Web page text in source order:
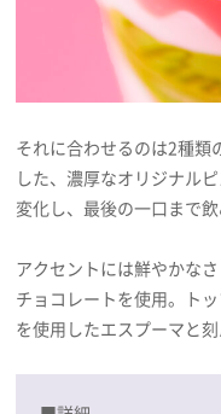
それに合わせるのは2種類
した、濃厚なオリジナル
変化し、最後の一口まで
アクセントには鮮やかな
チョコレートを使用。ト
を使用したエスプーマと